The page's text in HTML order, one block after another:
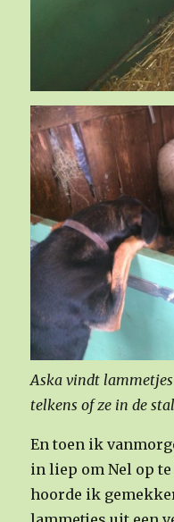
Aska vindt
telkens of ze in de
En toen ik
in liep om Nel op
hoorde ik